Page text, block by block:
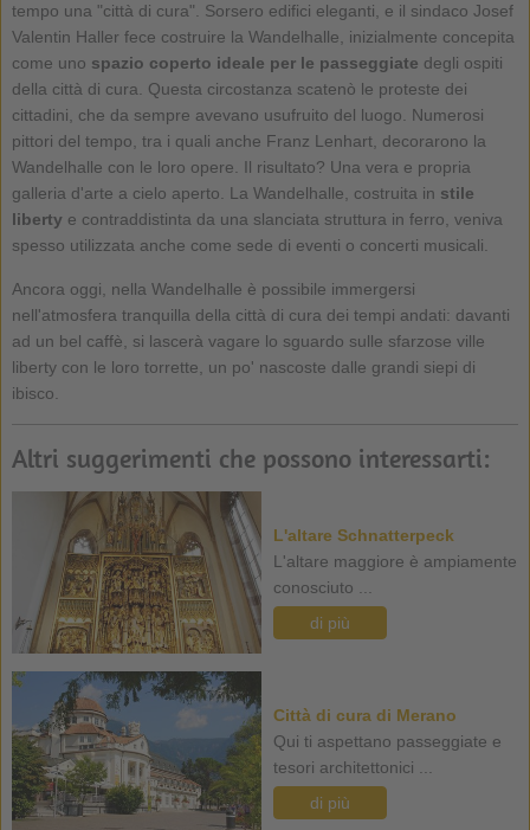
tempo una "città di cura". Sorsero edifici eleganti, e il sindaco Josef
Valentin Haller fece costruire la Wandelhalle, inizialmente concepita
come uno spazio coperto ideale per le passeggiate degli ospiti
della città di cura. Questa circostanza scatenò le proteste dei
cittadini, che da sempre avevano usufruito del luogo. Numerosi
pittori del tempo, tra i quali anche Franz Lenhart, decorarono la
Wandelhalle con le loro opere. Il risultato? Una vera e propria
galleria d'arte a cielo aperto. La Wandelhalle, costruita in stile
libertye contraddistinta da una slanciata struttura in ferro, veniva
spesso utilizzata anche come sede di eventi o concerti musicali.
Ancora oggi, nella Wandelhalle è possibile immergersi
nell'atmosfera tranquilla della città di cura dei tempi andati: davanti
ad un bel caffè, si lascerà vagare lo sguardo sulle sfarzose ville
liberty con le loro torrette, un po' nascoste dalle grandi siepi di
ibisco.
Altri suggerimenti che possono interessarti:
L'altare Schnatterpeck
L'altare maggiore è ampiamente
conosciuto ...
di più
Città di cura di Merano
Qui ti aspettano passeggiate e
tesori architettonici ...
di più